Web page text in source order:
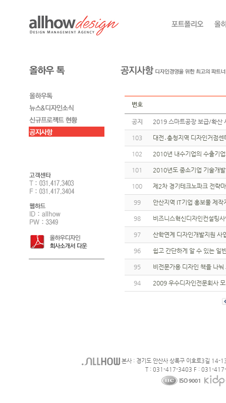
번호
공지 2019 스마트공장 보급/확
103 대전․충청지역 디자인거점
102 2010년 내수기업의 수출기
101 2010년도 중소기업 기술개
100 제2차 경기테크노파크 전략
99 안산지역 IT기업 홍보물 제
98 비즈니스혁신디자인컨설팅
97 산학연계 디자인개발지원 사
96 쉽고 간단하게 알 수 있는 일
95 비전문가용 디자인 책을 나
94 2009 우수디자인전문회사
본사 : 경기도 안산사 상록구 이호로3길 14-
T : 031-417-3403 F : 031-